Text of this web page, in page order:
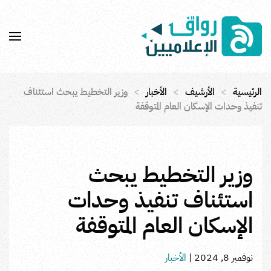
Skip to main content
الرئيسية الأرشيف الأخبار
وزير التخطيط يبحث استئناف
تنفيذ وحدات الإسكان العام المتوقفة
وزير التخطيط يبحث
استئناف تنفيذ وحدات
الإسكان العام المتوقفة
نوفمبر 8, 2024 | الأخبار